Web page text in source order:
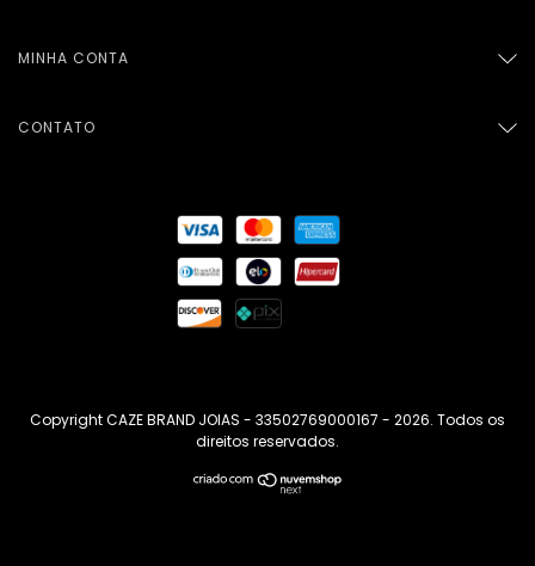
MINHA CONTA
CONTATO
Copyright CAZE BRAND JOIAS - 33502769000167 - 2026. Todos os
direitos reservados.